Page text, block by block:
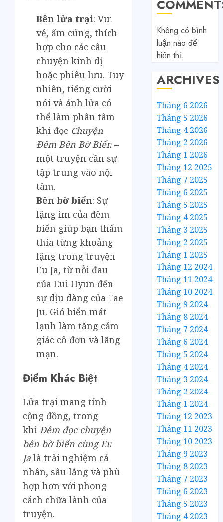
Bên lửa trại: Vui
vẻ, ấm cúng, thích
hợp cho các câu
chuyện kinh dị
hoặc phiêu lưu. Tuy
nhiên, tiếng cười
nói và ánh lửa có
thể làm phân tâm
khi đọc Chuyện
Đêm Bên Bờ Biển –
một truyện cần sự
tập trung vào nội
tâm.
Bên bờ biển: Sự
lặng im của đêm
biển giúp bạn thấm
thía từng khoảng
lặng trong truyện
Eu Ja, từ nỗi đau
của Eui Hyun đến
sự dịu dàng của Tae
Ju. Gió biển mát
lạnh làm tăng cảm
giác cô đơn và lãng
mạn.
Điểm Khác Biệt
Lửa trại mang tính
cộng đồng, trong
khi Đêm đọc chuyện
bên bờ biển cùng Eu
Ja là trải nghiệm cá
nhân, sâu lắng và phù
hợp hơn với phong
cách chữa lành của
truyện.
Không có bình
luận nào để
hiển thị.
ARCHIVES
Tháng 6 2026
Tháng 5 2026
Tháng 4 2026
Tháng 2 2026
Tháng 1 2026
Tháng 12 2025
Tháng 7 2025
Tháng 6 2025
Tháng 5 2025
Tháng 4 2025
Tháng 3 2025
Tháng 2 2025
Tháng 1 2025
Tháng 12 2024
Tháng 11 2024
Tháng 10 2024
Tháng 9 2024
Tháng 8 2024
Tháng 7 2024
Tháng 6 2024
Tháng 5 2024
Tháng 4 2024
Tháng 3 2024
Tháng 2 2024
Tháng 1 2024
Tháng 12 2023
Tháng 11 2023
Tháng 10 2023
Tháng 9 2023
Tháng 8 2023
Tháng 7 2023
Tháng 6 2023
Tháng 5 2023
Tháng 4 2023